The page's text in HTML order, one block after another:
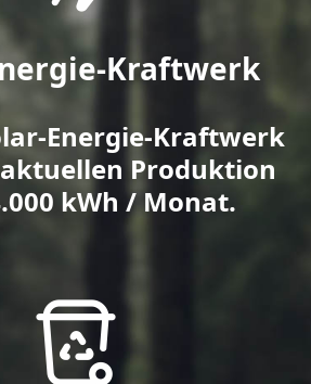
Kraftwerk
Energie-Kraftwerk
Produktion
kWh / Monat.